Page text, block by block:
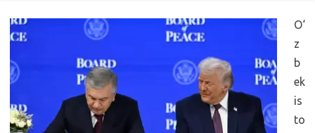
O‘
z
b
ek
is
to